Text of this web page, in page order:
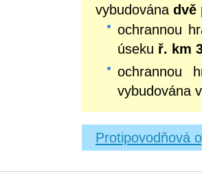
vybudována dvě
ochrannou
úseku ř. km
ochrannou
vybudována
Protipovodňová